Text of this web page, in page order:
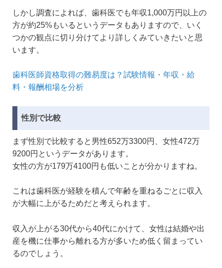
しかし調査によれば、歯科医でも年収1,000万円以上の
方が約25%もいるというデータもありますので、いく
つかの観点に切り分けてより詳しくみていきたいと思
います。
歯科医師資格取得の難易度は？試験情報・年収・給
料・報酬相場を分析
性別で比較
まず性別で比較すると男性652万3300円、女性472万
9200円というデータがあります。
女性の方が179万4100円も低いことが分かりますね。
これは歯科医が経験を積んで年齢を重ねるごとに収入
が大幅に上がるためだと考えられます。
収入が上がる30代から40代にかけて、女性は結婚や出
産を機に仕事から離れる方が多いため低く留まってい
るのでしょう。